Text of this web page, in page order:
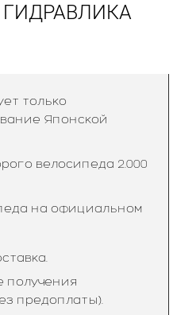
ГИДРАВЛИКА
только
Японской
велосипеда 2.000
на официальном
получения
предоплаты).